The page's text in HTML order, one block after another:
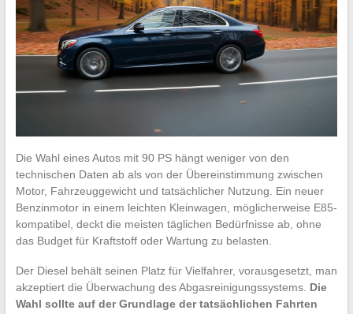
Die Wahl eines Autos mit 90 PS hängt weniger von den
technischen Daten ab als von der Übereinstimmung zwischen
Motor, Fahrzeuggewicht und tatsächlicher Nutzung. Ein neuer
Benzinmotor in einem leichten Kleinwagen, möglicherweise E85-
kompatibel, deckt die meisten täglichen Bedürfnisse ab, ohne
das Budget für Kraftstoff oder Wartung zu belasten.
Der Diesel behält seinen Platz für Vielfahrer, vorausgesetzt, man
akzeptiert die Überwachung des Abgasreinigungssystems. Die
Wahl sollte auf der Grundlage der tatsächlichen Fahrten